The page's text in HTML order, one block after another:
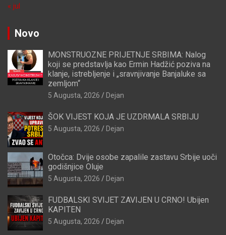
« jul
Novo
MONSTRUOZNE PRIJETNJE SRBIMA: Nalog
koji se predstavlja kao Ermin Hadžić poziva na
klanje, istrebljenje i „sravnjivanje Banjaluke sa
zemljom“
5 Augusta, 2026 Dejan
ŠOK VIJEST KOJA JE UZDRMALA SRBIJU
5 Augusta, 2026 Dejan
Otočca: Dvije osobe zapalile zastavu Srbije uoči
godišnjice Oluje
5 Augusta, 2026 Dejan
FUDBALSKI SVIJET ZAVIJEN U CRNO! Ubijen
KAPITEN
5 Augusta, 2026 Dejan